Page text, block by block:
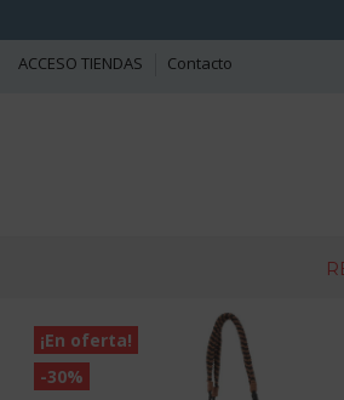
ACCESO TIENDAS
Contacto
¡En oferta!
-30%